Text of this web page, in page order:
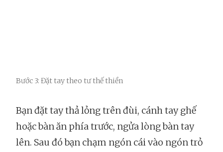
Bước 3: Đặt tay theo tư thế thiền
Bạn đặt tay thả lỏng trên đùi, cánh tay ghế
hoặc bàn ăn phía trước, ngửa lòng bàn tay
lên. Sau đó bạn chạm ngón cái vào ngón trỏ